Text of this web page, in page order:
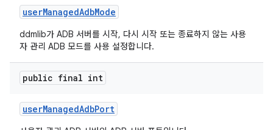
userManagedAdbMode
ddmlib가 ADB 서버를 시작, 다시 시작 또는 종료하지 않는 사용
자 관리 ADB 모드를 사용 설정합니다.
public final int
userManagedAdbPort